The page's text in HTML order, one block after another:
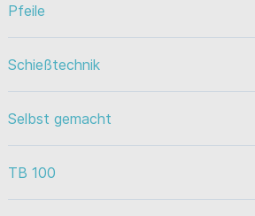
Pfeile
Schießtechnik
Selbst gemacht
TB 100